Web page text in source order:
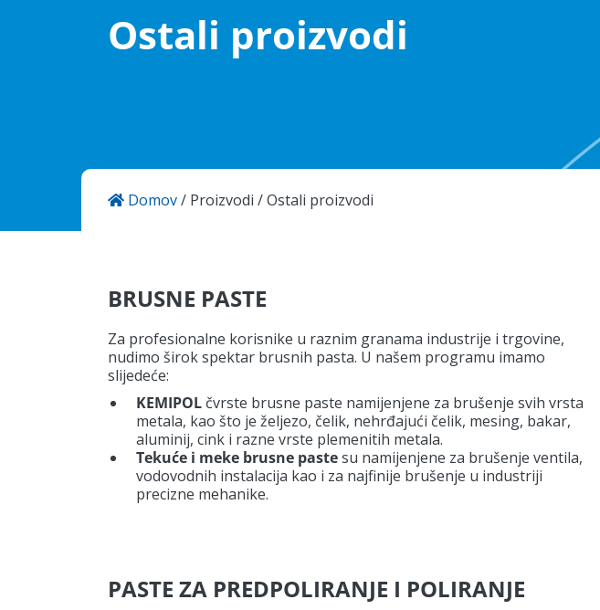
Ostali proizvodi
Domov/ Proizvodi /Ostali proizvodi
BRUSNE PASTE
Za profesionalne korisnike u raznim granama industrije i trgovine,
nudimo širok spektar brusnih pasta. U našem programu imamo
slijedeće:
KEMIPOL čvrste brusne paste namijenjene za brušenje svih vrsta
metala, kao što je željezo, čelik, nehrđajući čelik, mesing, bakar,
aluminij, cink i razne vrste plemenitih metala.
Tekuće i meke brusne pastesu namijenjene za brušenje ventila,
vodovodnih instalacija kao i za najfinije brušenje u industriji
precizne mehanike.
PASTE ZA PREDPOLIRANJE I POLIRANJE